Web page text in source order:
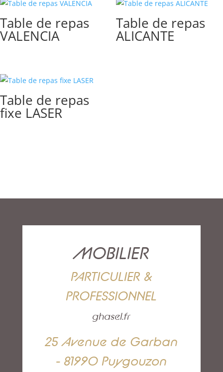
Table de repas
VALENCIA
Table de repas
ALICANTE
Table de repas
fixe LASER
MOBILIER
PARTICULIER &
PROFESSIONNEL
ghasel.fr
25 Avenue de Garban
- 81990 Puygouzon